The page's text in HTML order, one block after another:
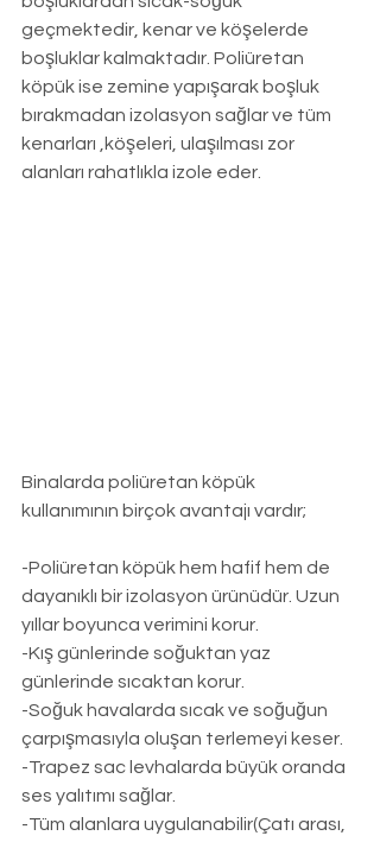
geçmektedir, kenar ve köşelerde
boşluklar kalmaktadır. Poliüretan
köpük ise zemine yapışarak boşluk
bırakmadan izolasyon sağlar ve tüm
kenarları ,köşeleri, ulaşılması zor
alanları rahatlıkla izole eder.
Binalarda poliüretan köpük
kullanımının birçok avantajı vardır;
-Poliüretan köpük hem hafif hem de
dayanıklı bir izolasyon ürünüdür. Uzun
yıllar boyunca verimini korur.
-Kış günlerinde soğuktan yaz
günlerinde sıcaktan korur.
-Soğuk havalarda sıcak ve soğuğun
çarpışmasıyla oluşan terlemeyi keser.
-Trapez sac levhalarda büyük oranda
ses yalıtımı sağlar.
-Tüm alanlara uygulanabilir(Çatı arası,